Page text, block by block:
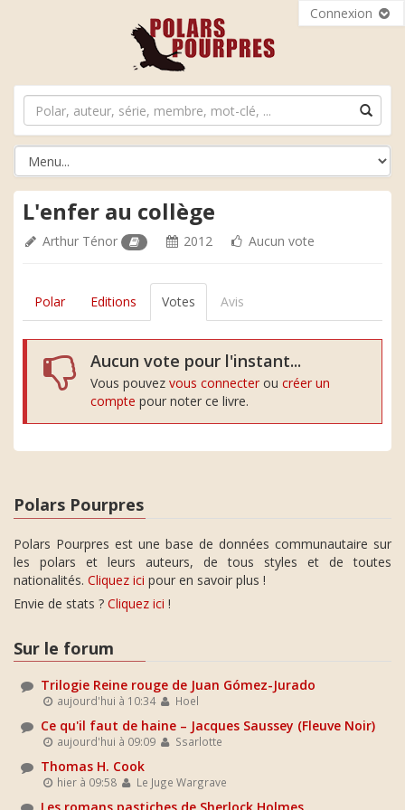
Connexion
L'enfer au collège
Arthur Ténor 2012 Aucun vote
Polar Editions Votes Avis
Aucun vote pour l'instant...
Vous pouvez vous connecter ou créer un
compte pour noter ce livre.
Polars Pourpres
Polars Pourpres est une base de données communautaire sur
les polars et leurs auteurs, de tous styles et de toutes
nationalités. Cliquez ici pour en savoir plus !
Envie de stats ? Cliquez ici !
Sur le forum
Trilogie Reine rouge de Juan Gómez-Jurado
aujourd'hui à 10:34 Hoel
Ce qu'il faut de haine – Jacques Saussey (Fleuve Noir)
aujourd'hui à 09:09 Ssarlotte
Thomas H. Cook
hier à 09:58 Le Juge Wargrave